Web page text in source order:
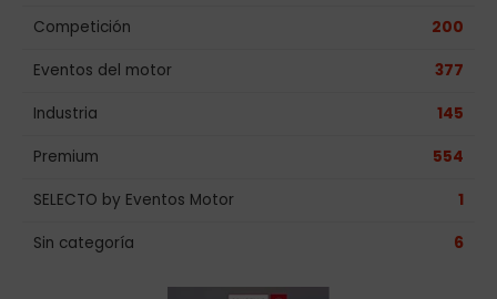
Competición 200
Eventos del motor 377
Industria 145
Premium 554
SELECTO by Eventos Motor 1
Sin categoría 6